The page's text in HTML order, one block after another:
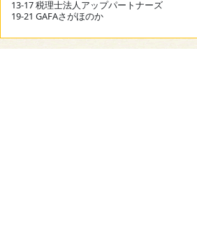
13-17 税理士法人アップパートナーズ
19-21 GAFAさがほのか